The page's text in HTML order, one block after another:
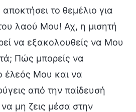
το θεμέλιο για
λαού Μου! Αχ, η μισητή
να εξακολουθείς να Μου
Πώς μπορείς να
έλεός Μου και να
από την παίδευσή
μη ζεις μέσα στην